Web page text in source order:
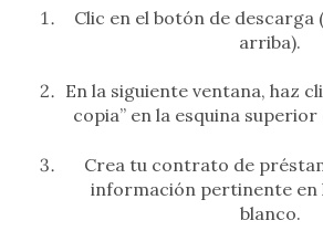
Clic en el botón de descarga
arriba).
En la siguiente ventana, haz
copia” en la esquina
Crea tu contrato de
información pertinente en
blanco.